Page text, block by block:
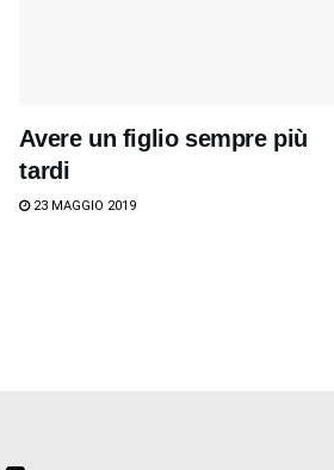
Avere un figlio sempre più
tardi
23 MAGGIO 2019